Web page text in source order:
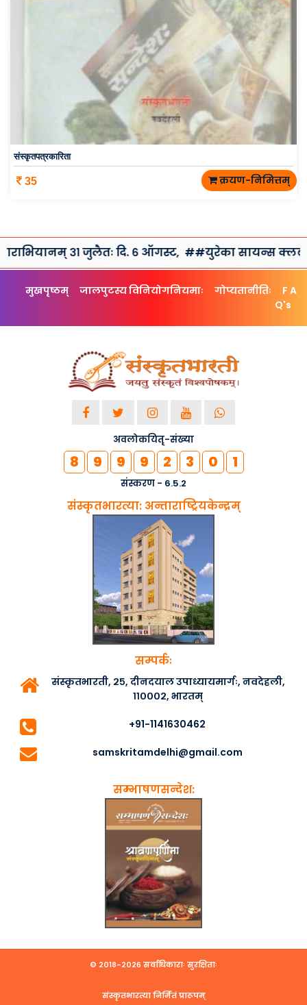
संस्कृतपत्रकारिता
35 क्रयण-निमित्तम्
३१ जुलैतः दि. ६ ऑगस्ट, ##युरेका सायन्स क्लब तथा
मुखपृष्ठम् जालपुटस्य विनियोगनियमाः गोप्यतानीतिः
F A
Q's
अवलोकयितृ-संख्या
8 9 9 9 2 3 0 1
संस्करण - 6.5.2
संस्कृतभारत्या: अन्ताराष्ट्रियकेन्द्रम्
सम्पर्कः
संस्कृतभारती, २५, दीनदयाल उपाध्यायमार्गः, नवदेहली,
११०००२, भारतम्
+91-1141630462
samskritamdelhi@gmail.com
सम्भाषणसन्देश:
© २०१८-२०२६ सर्वाधिकाराः सुरक्षिताः
संस्कृतभारत्या निर्मितं प्रारूपम्